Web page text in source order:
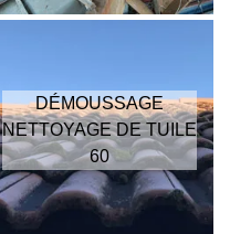
DÉMOUSSAGE
NETTOYAGE DE TUILE
60